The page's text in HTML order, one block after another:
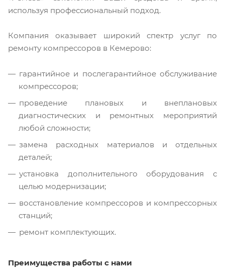
используя профессиональный подход.
Компания оказывает широкий спектр услуг по
ремонту компрессоров в Кемерово:
гарантийное и послегарантийное обслуживание
компрессоров;
проведение плановых и внеплановых
диагностических и ремонтных мероприятий
любой сложности;
замена расходных материалов и отдельных
деталей;
установка дополнительного оборудования с
целью модернизации;
восстановление компрессоров и компрессорных
станций;
ремонт комплектующих.
Преимущества работы с нами